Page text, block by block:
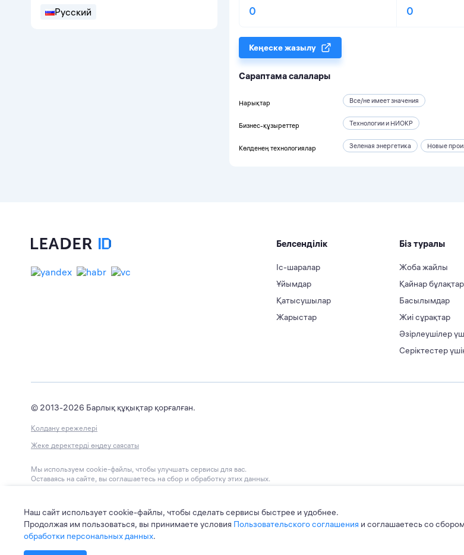
Русский 0 0
Кеңеске жазылу
Сараптама салалары
Нарықтар Все/не имеет значения
Бизнес-құзыреттер Технологии и НИОКР
Көлденең технологиялар Зеленая энергетика
Белсенділік
Іс-шаралар
Ұйымдар
Қатысушылар
Жарыстар
Біз туралы
Жоба жайлы
Қайнар бұлақтар
Басылымдар
Жиі сұрақтар
Әзірлеушілер
Серіктестер
© 2013-2026 Барлық құқықтар қорғалған.
Қолдану ережелері
Жеке деректерді өңдеу саясаты
Мы используем cookie-файлы, чтобы улучшать сервисы для вас.
Оставаясь на сайте, вы соглашаетесь на сбор и обработку этих данных.
Редакциямен байланыс телефоны: 8-800-550-56-45
Редакцияның электронды поштасы: editors@leader-id.ru
Наш сайт использует cookie-файлы, чтобы сделать сервисы быстрее и удобнее.
Продолжая им пользоваться, вы принимаете условия Пользовательского соглашения и соглашаетесь со
обработки персональных данных.